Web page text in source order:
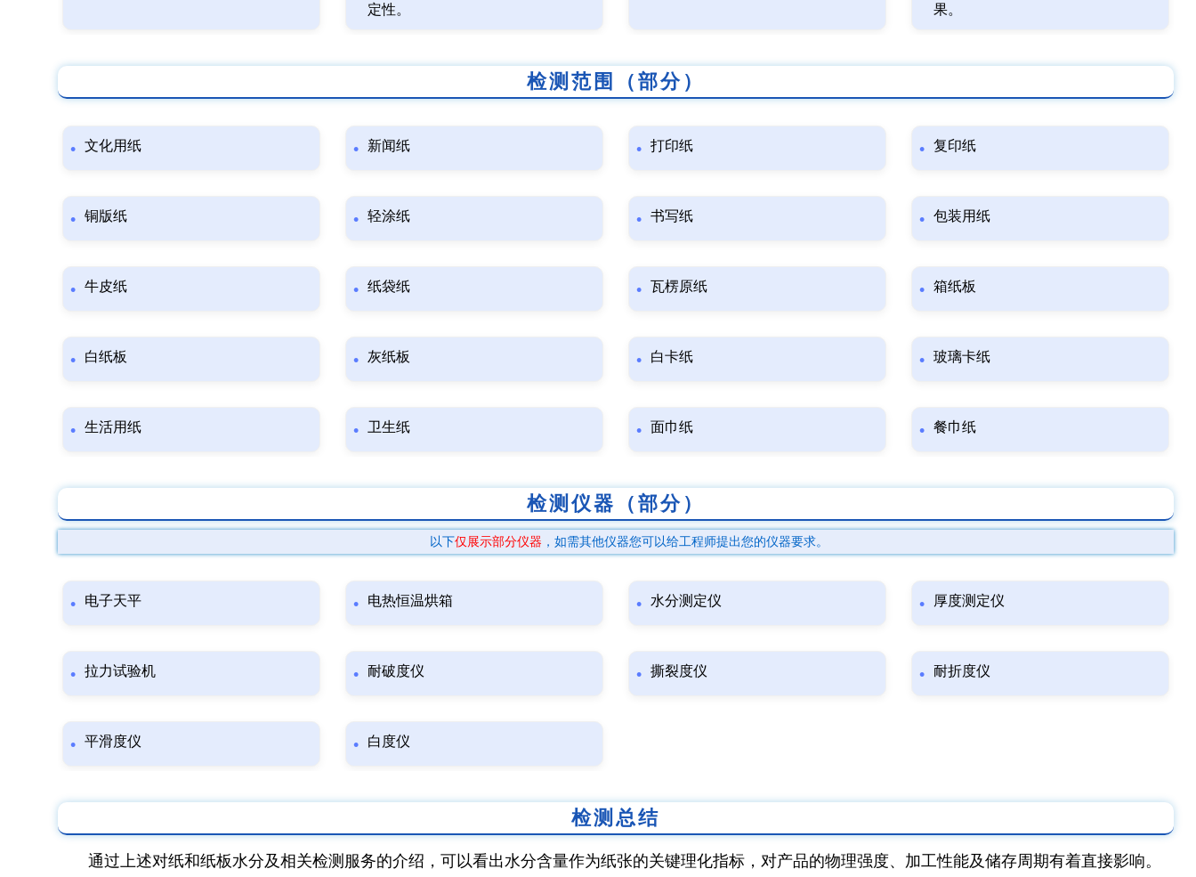
定性。
果。
检测范围（部分）
文化用纸 新闻纸 打印纸 复印纸
铜版纸 轻涂纸 书写纸 包装用纸
牛皮纸 纸袋纸 瓦楞原纸 箱纸板
白纸板 灰纸板 白卡纸 玻璃卡纸
生活用纸 卫生纸 面巾纸 餐巾纸
检测仪器（部分）
以下仅展示部分仪器 ，如需其他仪器您可以给工程师提出您的仪器要求。
电子天平 电热恒温烘箱 水分测定仪 厚度测定仪
拉力试验机 耐破度仪 撕裂度仪 耐折度仪
平滑度仪 白度仪
检测总结
通过上述对纸和纸板水分及相关检测服务的介绍，可以看出水分含量作为纸张的关键理化指标，对产品的物理强度、加工性能及储存周期有着直接影响。